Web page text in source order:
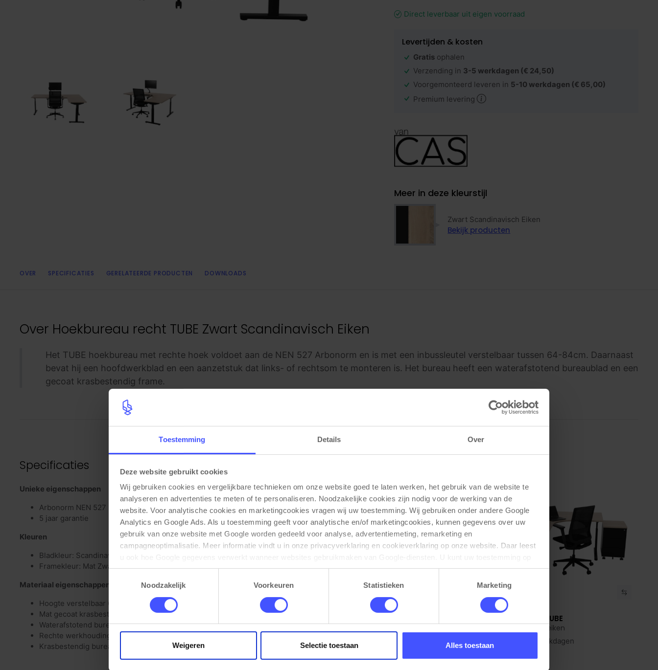
Toestemming Details Over
Deze website gebruikt cookies
Wij gebruiken cookies en vergelijkbare technieken om onze website goed te laten werken, het gebruik van de website te
analyseren en advertenties te meten of te personaliseren. Noodzakelijke cookies zijn nodig voor de werking van de
website. Voor analytische cookies en marketingcookies vragen wij uw toestemming. Wij gebruiken onder andere Google
Analytics en Google Ads. Als u toestemming geeft voor analytische en/of marketingcookies, kunnen gegevens over uw
gebruik van onze website met Google worden gedeeld voor analyse, advertentiemeting, remarketing en
campagneoptimalisatie. Meer informatie vindt u in onze privacyverklaring en cookieverklaring op onze website. Daar leest
elk moment wijzigen of intrekken via de cookie-instellingen. Zie onze privacy policy.
Noodzakelijk
Voorkeuren Statistieken Marketing
Weigeren Selectie toestaan Alles toestaan
Direct leverbaar uit eigen voorraad
Levertijden & kosten
Gratis ophalen
Verzending in 3-5 werkdagen (€ 24,50)
Voorgemonteerd leveren in 5-10 werkdagen (€ 65,00)
Premium levering
Meer in deze kleurstijl
Zwart Scandinavisch Eiken
Bekijk producten
OVER SPECIFICATIES GERELATEERDE PRODUCTEN DOWNLOADS
Over Hoekbureau recht TUBE Zwart Scandinavisch Eiken
Het TUBE hoekbureau met rechte hoek voldoet aan de NEN 527 Arbonorm en is met een inbussleutel verstelbaar tussen 64-84cm. Daarnaast
bevat hij een hoofdwerkblad en een aanzetstuk dat links- of rechtsom te monteren is. Het bureau heeft een waterafstotend bureaublad en een
gecoat krasbestendig frame.
Specificaties
Unieke eigenschappen
Arbonorm NEN 527
5 jaar garantie
Kleuren
Bladkleur: Scandinavisch eiken
Framekleur: Mat Zwart (RAL9005)
Materiaal eigenschappen
Hoogte verstelbaar 64-84cm
Mat gecoat krasbestendig frame
Waterafstotend bureaublad met PVC stootrand (2mm)
Rechte werkhouding (Arbo verantwoord)
Krasbestendig bureaublad (25mm)
Cas
(2)
Op voorraad 3-5 werkdagen
Hoekbureau rond TUBE
Zwart Scandinavisch eiken
Op voorraad 3-5 werkdagen